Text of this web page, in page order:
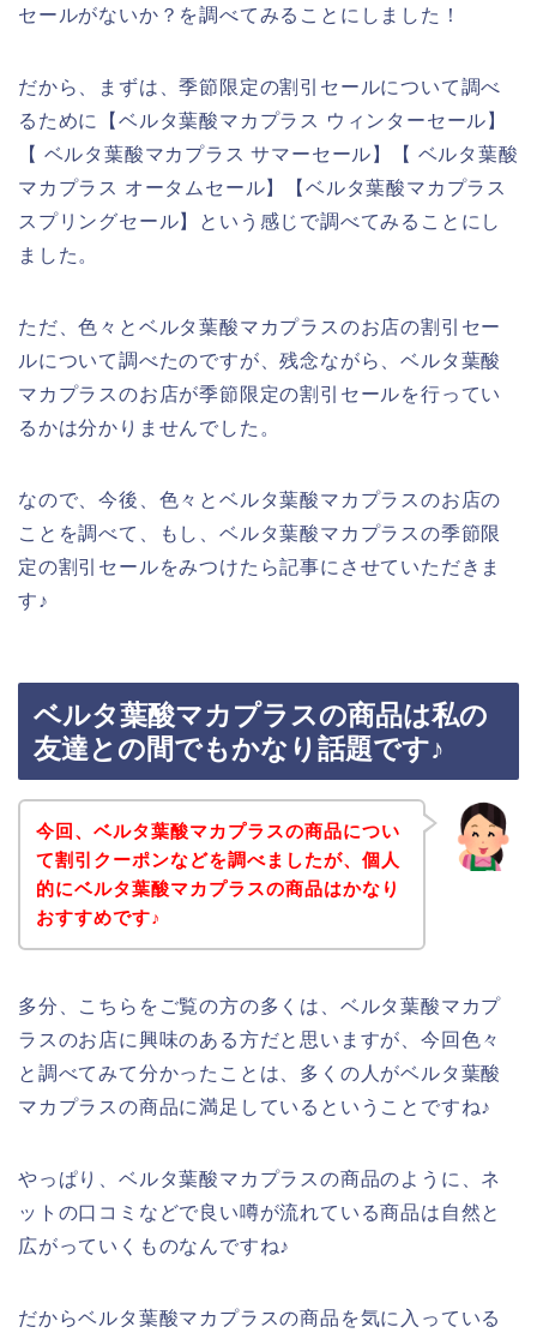
セールがないか？を調べてみることにしました！
だから、まずは、季節限定の割引セールについて調べ
るために【ベルタ葉酸マカプラス ウィンターセール】
【 ベルタ葉酸マカプラス サマーセール】【 ベルタ葉酸
マカプラス オータムセール】【ベルタ葉酸マカプラス
スプリングセール】という感じで調べてみることにし
ました。
ただ、色々とベルタ葉酸マカプラスのお店の割引セー
ルについて調べたのですが、残念ながら、ベルタ葉酸
マカプラスのお店が季節限定の割引セールを行ってい
るかは分かりませんでした。
なので、今後、色々とベルタ葉酸マカプラスのお店の
ことを調べて、もし、ベルタ葉酸マカプラスの季節限
定の割引セールをみつけたら記事にさせていただきま
す♪
ベルタ葉酸マカプラスの商品は私の
友達との間でもかなり話題です♪
今回、ベルタ葉酸マカプラスの商品につい
て割引クーポンなどを調べましたが、個人
的にベルタ葉酸マカプラスの商品はかなり
おすすめです♪
多分、こちらをご覧の方の多くは、ベルタ葉酸マカプ
ラスのお店に興味のある方だと思いますが、今回色々
と調べてみて分かったことは、多くの人がベルタ葉酸
マカプラスの商品に満足しているということですね♪
やっぱり、ベルタ葉酸マカプラスの商品のように、ネ
ットの口コミなどで良い噂が流れている商品は自然と
広がっていくものなんですね♪
だからベルタ葉酸マカプラスの商品を気に入っている